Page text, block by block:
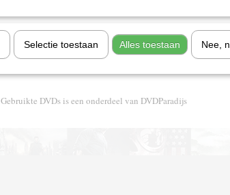
Gebruikte DVDs is een onderdeel van DVDParadijs
Selectie toestaan Alles toestaan Nee,